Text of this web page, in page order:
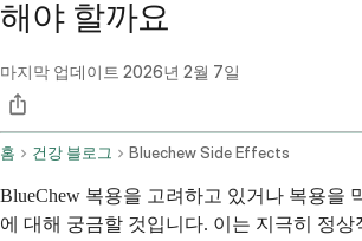
해야 할까요
마지막 업데이트 2026년 2월 7일
홈 건강 블로그 Bluechew Side Effects
BlueChew 복용을 고려하고 있거나 복용을
에 대해 궁금할 것입니다. 이는 지극히 정상